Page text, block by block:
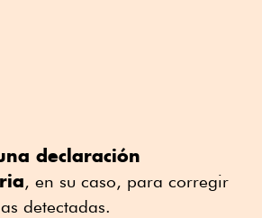
declaración
, en su caso, para corregir
detectadas.